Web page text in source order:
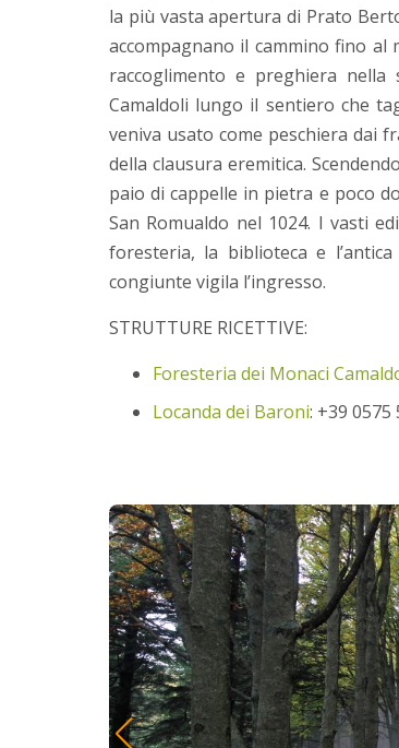
la più vasta apertura di Prato
accompagnano il cammino fino al
raccoglimento e preghiera nella
Camaldoli lungo il sentiero che
veniva usato come peschiera dai
della clausura eremitica.
paio di cappelle in pietra e poco
San Romualdo nel 1024. I vasti
foresteria, la biblioteca e
congiunte vigila l’ingresso.
STRUTTURE RICETTIVE:
Foresteria dei Monaci
Locanda dei Baroni: +39